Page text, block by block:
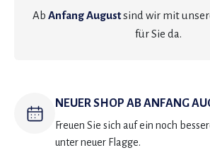
Ab Anfang Augustsind wir mit
für Sie da.
NEUER SHOP AB ANFANG
Freuen Sie sich auf ein noch
unter neuer Flagge.